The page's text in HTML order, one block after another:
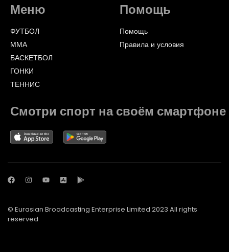
Меню
ФУТБОЛ
ММА
БАСКЕТБОЛ
ГОНКИ
ТЕННИС
Помощь
Помощь
Правила и условия
Смотри спорт на своём смартфоне
© Eurasian Broadcasting Enterprise Limited 2023 All rights
reserved